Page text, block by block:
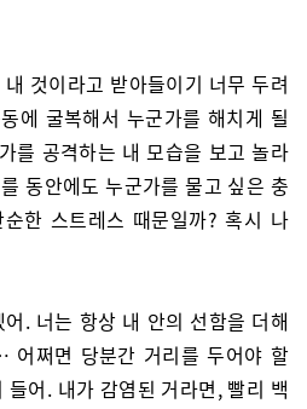
것이라고 받아들이기 너무 두려
에 굴복해서 누군가를 해치게 될
를 공격하는 내 모습을 보고 놀라
동안에도 누군가를 물고 싶은 충
한 스트레스 때문일까? 혹시 나
. 너는 항상 내 안의 선함을 더해
어쩌면 당분간 거리를 두어야 할
어. 내가 감염된 거라면, 빨리 백